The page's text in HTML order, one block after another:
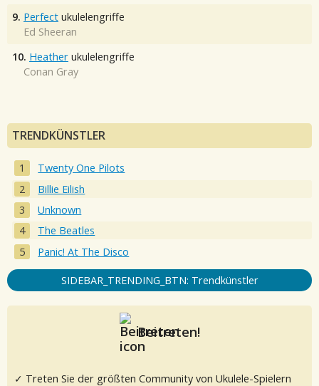
9. Perfect ukulelengriffe
Ed Sheeran
10. Heather ukulelengriffe
Conan Gray
TRENDKÜNSTLER
Twenty One Pilots
Billie Eilish
Unknown
The Beatles
Panic! At The Disco
SIDEBAR_TRENDING_BTN: Trendkünstler
Beitreten!
✓ Treten Sie der größten Community von Ukulele-Spielern